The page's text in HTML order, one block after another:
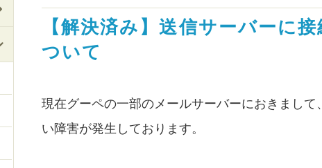
【解決済み】送信サーバーに
ついて
現在グーペの一部のメールサーバーにおきまし
い障害が発生しております。